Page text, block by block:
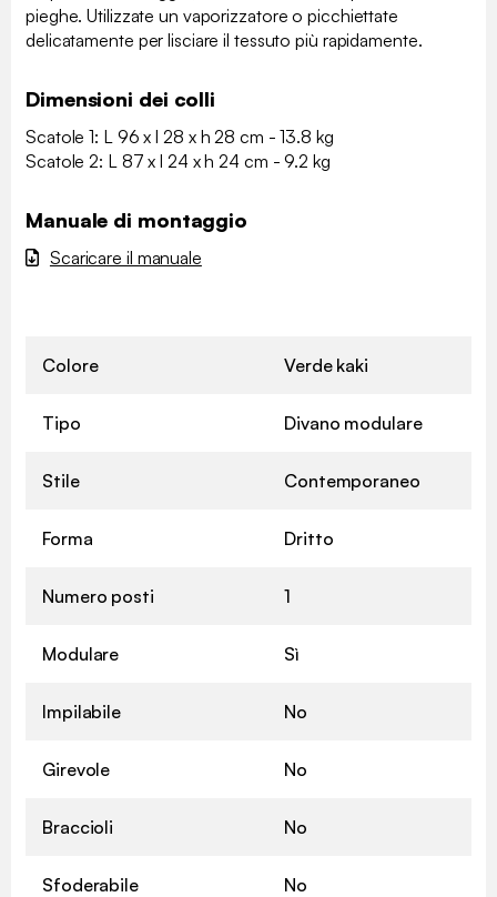
pieghe. Utilizzate un vaporizzatore o picchiettate
delicatamente per lisciare il tessuto più rapidamente.
Dimensioni dei colli
Scatole 1: L 96 x l 28 x h 28 cm - 13.8 kg
Scatole 2: L 87 x l 24 x h 24 cm - 9.2 kg
Manuale di montaggio
Scaricare il manuale
Colore Verde kaki
Tipo Divano modulare
Stile Contemporaneo
Forma Dritto
Numero posti 1
Modulare Sì
Impilabile No
Girevole No
Braccioli No
Sfoderabile No